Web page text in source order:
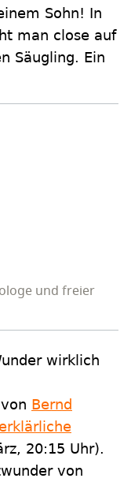
Sohn! In
man close auf
Säugling. Ein
und freier
wirklich
Bernd
20:15 Uhr).
von